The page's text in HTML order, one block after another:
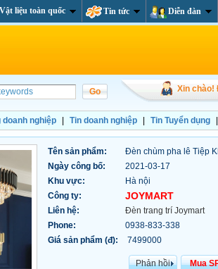
Vật liệu toàn quốc Tin tức Diễn đàn
Xin chào!
doanh nghiệp Tin doanh nghiệp Tin Tuyển dụng
Tên sản phẩm:
Đèn chùm pha lê Tiệp
Ngày công bố:
2021-03-17
Khu vực:
Hà nội
Công ty:
JOYMART
Liên hệ:
Đèn trang trí Joymart
Phone:
0938-833-338
Giá sản phẩm (đ):
7499000
Phản hồi Mua